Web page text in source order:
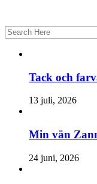
Search
for:
Tack och
13 juli, 2026
Min vän
24 juni, 2026